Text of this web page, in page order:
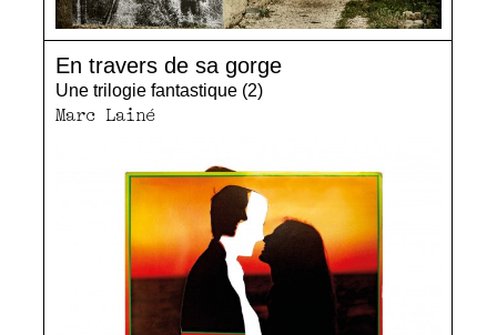
En travers de sa gorge
Une trilogie fantastique (2)
Marc Lainé